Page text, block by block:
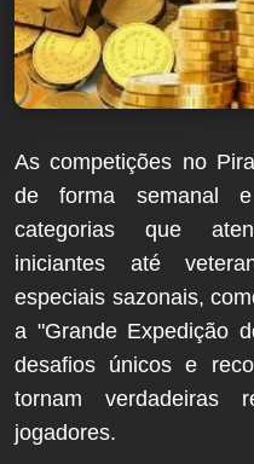
As competições no
de forma semanal
categorias que
iniciantes até
especiais sazonais,
a "Grande Expedição
desafios únicos e
tornam verdadeiras
jogadores.